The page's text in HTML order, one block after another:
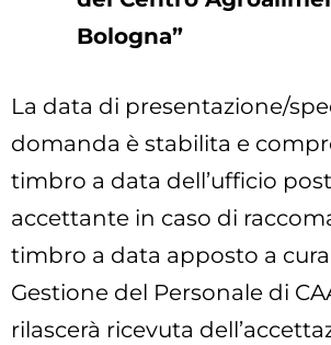
Bologna”
La data di presentazione/
domanda è stabilita e
timbro a data dell’ufficio
accettante in caso di
timbro a data apposto a cura
Gestione del Personale di
rilascerà ricevuta